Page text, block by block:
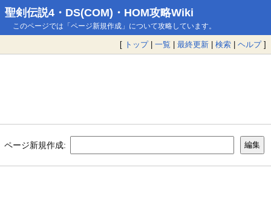
聖剣伝説4・DS(COM)・HOM攻略Wiki
このページでは「ページ新規作成」について攻略しています。
[ トップ| 一覧 | 最終更新 | 検索 | ヘルプ]
ページ新規作成: